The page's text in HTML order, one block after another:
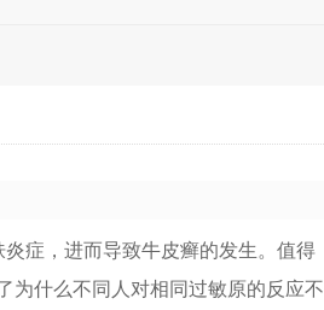
症，进而导致牛皮癣的发生。值得
为什么不同人对相同过敏原的反应不